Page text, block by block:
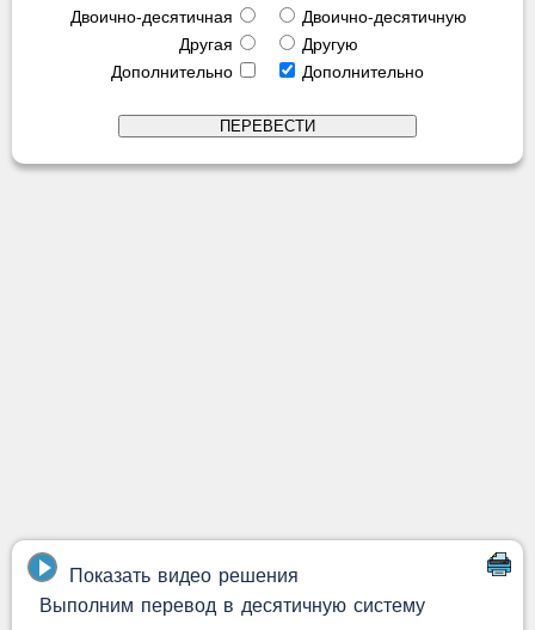
Двоично-десятичная
Другая
Дополнительно
Двоично-десятичную
Другую
Дополнительно
Показать видео решения
Выполним перевод в десятичную систему